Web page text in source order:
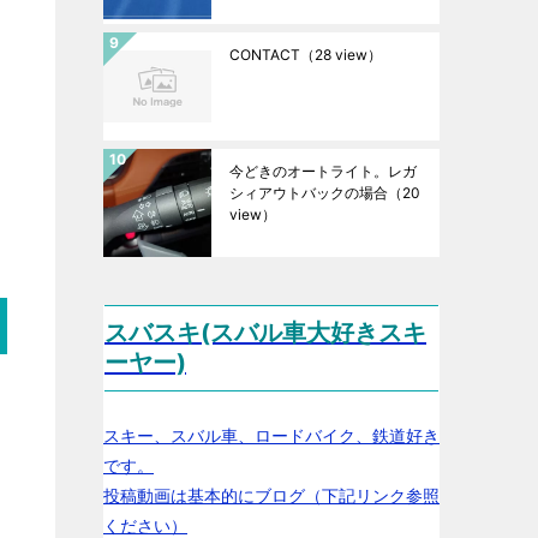
CONTACT （28 view）
今どきのオートライト。レガ
シィアウトバックの場合 （20
view）
スバスキ(スバル車大好きスキ
ーヤー)
スキー、スバル車、ロードバイク、鉄道好き
です。
投稿動画は基本的にブログ（下記リンク参照
ください）